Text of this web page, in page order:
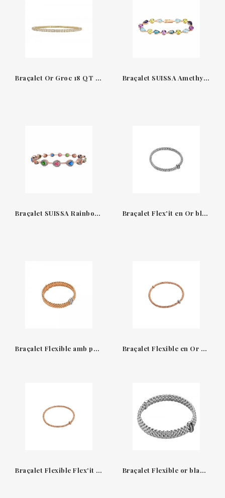
Braçalet Or Groc 18 QT & Diamants Extensible BTE10DBOG-YGD Braçalet SUISSA Amethyst Peridot JBR28-1
Braçalet SUISSA Rainbow Sapphire JB1223B Braçalet Flex'it en Or blanc amb Diamants Negres Fope
Braçalet Flexible amb pavé de diamants Fope Braçalet Flexible en Or Rosa i Blanc amb Diamants Fope
Braçalet Flexible Flex'it amb Diamant Blanc Fope Braçalet Flexible or blanc 18 qt i diamants negres Fope